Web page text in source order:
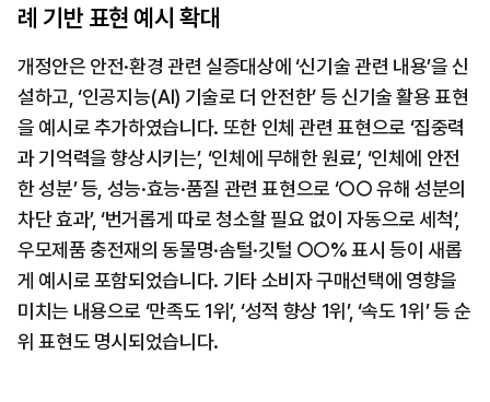
례 기반 표현 예시 확대
개정안은 안전·환경 관련 실증대상에 ‘신기술 관련 내용’을 신
설하고, ‘인공지능(AI) 기술로 더 안전한’ 등 신기술 활용 표현
을 예시로 추가하였습니다. 또한 인체 관련 표현으로 ‘집중력
과 기억력을 향상시키는’, ‘인체에 무해한 원료’, ‘인체에 안전
한 성분’ 등, 성능·효능·품질 관련 표현으로 ‘○○ 유해 성분의
차단 효과’, ‘번거롭게 따로 청소할 필요 없이 자동으로 세척’,
우모제품 충전재의 동물명·솜털·깃털 ○○% 표시 등이 새롭
게 예시로 포함되었습니다. 기타 소비자 구매선택에 영향을
미치는 내용으로 ‘만족도 1위’, ‘성적 향상 1위’, ‘속도 1위’ 등 순
위 표현도 명시되었습니다.